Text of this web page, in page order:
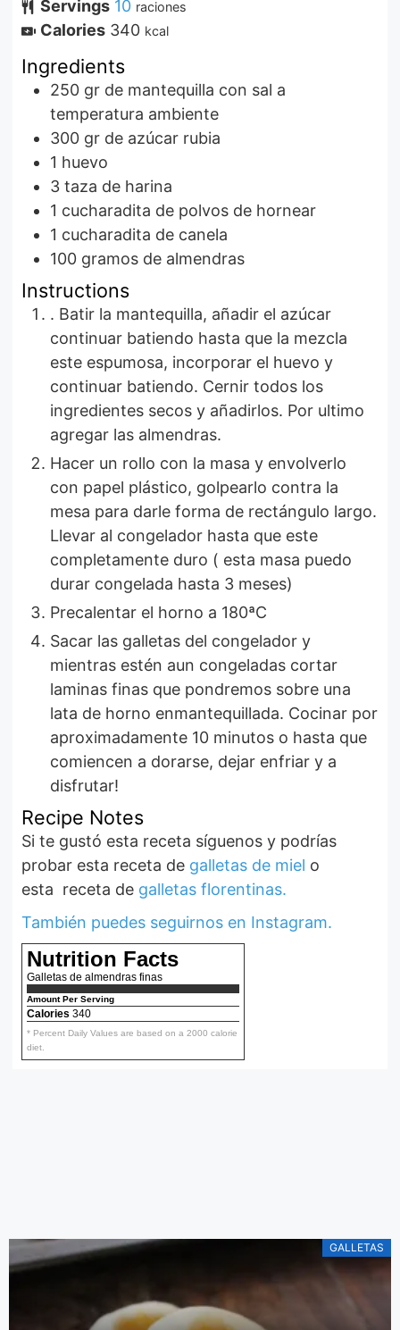
Servings 10 raciones
Calories 340 kcal
Ingredients
250 gr de mantequilla con sal a
temperatura ambiente
300 gr de azúcar rubia
1 huevo
3 taza de harina
1 cucharadita de polvos de hornear
1 cucharadita de canela
100 gramos de almendras
Instructions
. Batir la mantequilla, añadir el azúcar
continuar batiendo hasta que la mezcla
este espumosa, incorporar el huevo y
continuar batiendo. Cernir todos los
ingredientes secos y añadirlos. Por ultimo
agregar las almendras.
Hacer un rollo con la masa y envolverlo
con papel plástico, golpearlo contra la
mesa para darle forma de rectángulo largo.
Llevar al congelador hasta que este
completamente duro ( esta masa puedo
durar congelada hasta 3 meses)
Precalentar el horno a 180ªC
Sacar las galletas del congelador y
mientras estén aun congeladas cortar
laminas finas que pondremos sobre una
lata de horno enmantequillada. Cocinar por
aproximadamente 10 minutos o hasta que
comiencen a dorarse, dejar enfriar y a
disfrutar!
Recipe Notes
Si te gustó esta receta síguenos y podrías
probar esta receta de galletas de miel o
esta receta de galletas florentinas.
También puedes seguirnos en Instagram.
Nutrition Facts
Galletas de almendras finas
Amount Per Serving
Calories 340
* Percent Daily Values are based on a 2000 calorie
diet.
GALLETAS